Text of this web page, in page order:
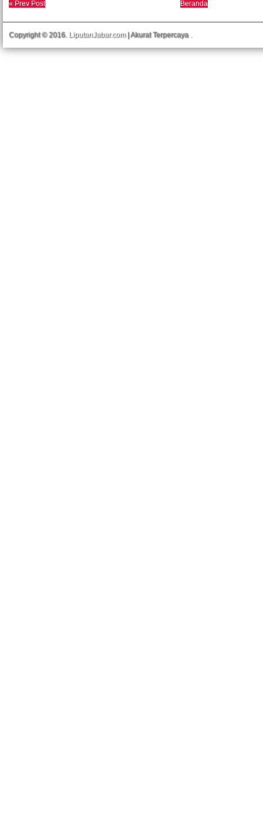
« Prev Post Beranda
Copyright © 2016. LiputanJabar.com| Akurat Terpercaya